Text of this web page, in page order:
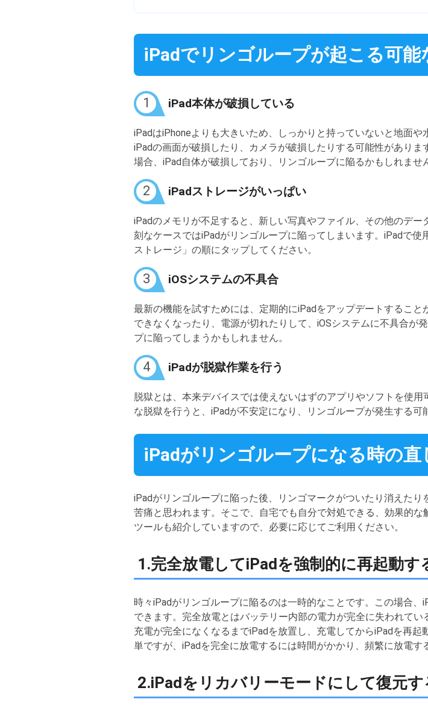
iPadでリンゴループが起こる可能
1 iPad本体が破損している
iPadはiPhoneよりも大きいため、しっかりと持っていないと地面
iPadの画面が破損したり、カメラが破損したりする可能性があり
場合、iPad自体が破損しており、リンゴループに陥るかもしれませ
2 iPadストレージがいっぱい
iPadのメモリが不足すると、新しい写真やファイル、その他のデ
刻なケースではiPadがリンゴループに陥ってしまいます。iPadで
ストレージ」の順にタップしてください。
3 iOSシステムの不具合
最新の機能を試すためには、定期的にiPadをアップデートするこ
できなくなったり、電源が切れたりして、iOSシステムに不具合が
プに陥ってしまうかもしれません。
4 iPadが脱獄作業を行う
脱獄とは、本来デバイスでは使えないはずのアプリやソフトを使
な脱獄を行うと、iPadが不安定になり、リンゴループが発生する可
iPadがリンゴループになる時の直
iPadがリンゴループに陥った後、リンゴマークがついたり消えた
苦痛と思われます。そこで、自宅でも自分で対処できる、効果的
ツールも紹介していますので、必要に応じてご利用ください。
1.完全放電してiPadを強制的に再起動す
時々iPadがリンゴループに陥るのは一時的なことです。この場合
できます。完全放電とはバッテリー内部の電力が完全に失われて
充電が完全になくなるまでiPadを放置し、充電してからiPadを再
単ですが、iPadを完全に放電するには時間がかかり、頻繁に放電す
2.iPadをリカバリーモードにして復元す